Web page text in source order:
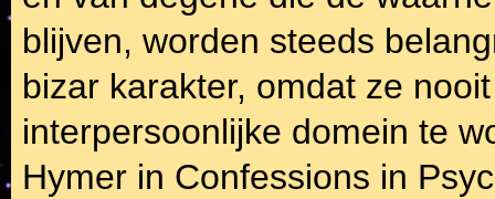
blijven, worden steeds
bizar karakter, omdat ze
interpersoonlijke domein te
Hymer in Confessions in